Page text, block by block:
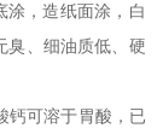
涂，造纸面涂，白
臭、细油质低、硬
钙可溶于胃酸，已